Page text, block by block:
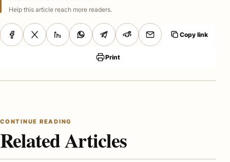
Help this article reach more readers.
Copy link
Print
CONTINUE READING
Related Articles